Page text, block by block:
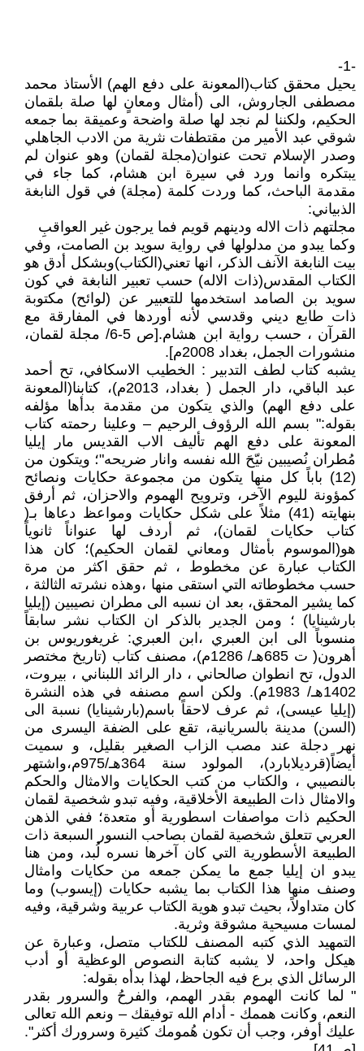
-1-
يحيل محقق كتاب(المعونة على دفع الهم) الأستاذ محمد
مصطفى الجاروش، الى (أمثال ومعانٍ لها صلة بلقمان
الحكيم، ولكننا لم نجد لها صلة واضحة وعميقة بما جمعه
شوقي عبد الأمير من مقتطفات نثرية من الادب الجاهلي
وصدر الإسلام تحت عنوان(مجلة لقمان) وهو عنوان لم
يبتكره وانما ورد في سيرة ابن هشام، كما جاء في
مقدمة الباحث، كما وردت كلمة (مجلة) في قول النابغة
الذبياني:
مجلتهم ذات الاله ودينهم قويم فما يرجون غير العواقبِ
وكما يبدو من مدلولها في رواية سويد بن الصامت، وفي
بيت النابغة الآنف الذكر، انها تعني(الكتاب)وبشكل أدق هو
الكتاب المقدس(ذات الاله) حسب تعبير النابغة في كون
سويد بن الصامد استخدمها للتعبير عن (لوائح) مكتوبة
ذات طابع ديني وقدسي لأنه أوردها في المفارقة مع
القرآن ، حسب رواية ابن هشام.[ص 5-6/ مجلة لقمان،
منشورات الجمل، بغداد 2008م].
يشبه كتاب لطف التدبير : الخطيب الاسكافي، تح أحمد
عبد الباقي، دار الجمل ( بغداد، 2013م)، كتابنا(المعونة
على دفع الهم) والذي يتكون من مقدمة بدأها مؤلفه
بقوله:" بسم الله الرؤوف الرحيم – وعلينا رحمته كتاب
المعونة على دفع الهم تأليف الاب القديس مار إيليا
مُطران نُصيبين نيّحَ الله نفسه وانار ضريحه"؛ ويتكون من
(12) باباً كل منها يتكون من مجموعة حكايات ونصائح
كمؤونة لليوم الآخر، وترويح الهموم والاحزان، ثم أرفق
بنهايته (41) مثلاً على شكل حكايات ومواعظ دعاها بـ(
كتاب حكايات لقمان)، ثم أردف لها عنواناً ثانوياً
هو(الموسوم بأمثال ومعاني لقمان الحكيم)؛ كان هذا
الكتاب عبارة عن مخطوط ، ثم حقق اكثر من مرة
حسب مخطوطاته التي استقى منها ،وهذه نشرته الثالثة ،
كما يشير المحقق، بعد ان نسبه الى مطران نصيبين (إيليا
بارشينايا) ؛ ومن الجدير بالذكر ان الكتاب نشر سابقاً
منسوباً الى ابن العبري ،ابن العبري: غريغوريوس بن
أهرون( ت 685هـ/ 1286م)، مصنف كتاب (تاريخ مختصر
الدول، تح انطوان صالحاني ، دار الرائد اللبناني ، بيروت،
1402هـ/ 1983م). ولكن اسم مصنفه في هذه النشرة
(إيليا عيسى)، ثم عرف لاحقاً باسم(بارشينايا) نسبة الى
(السن) مدينة بالسريانية، تقع على الضفة اليسرى من
نهر دجلة عند مصب الزاب الصغير بقليل، و سميت
أيضاً(قرديلابارد)، المولود سنة 364هـ/975م،واشتهر
بالنصيبي ، والكتاب من كتب الحكايات والامثال والحكم
والامثال ذات الطبيعة الأخلاقية، وفيه تبدو شخصية لقمان
الحكيم ذات مواصفات اسطورية أو متعدة؛ ففي الذهن
العربي تتعلق شخصية لقمان بصاحب النسور السبعة ذات
الطبيعة الأسطورية التي كان آخرها نسره لُبد، ومن هنا
يبدو ان إيليا جمع ما يمكن جمعه من حكايات وامثال
وصنف منها هذا الكتاب بما يشبه حكايات (إيسوب) وما
كان متداولاً، بحيث تبدو هوية الكتاب عربية وشرقية، وفيه
لمسات مسيحية مشوقة وثرية.
التمهيد الذي كتبه المصنف للكتاب متصل، وعبارة عن
هيكل واحد، لا يشبه كتابة النصوص الوعظية أو أدب
الرسائل الذي برع فيه الجاحظ، لهذا بدأه بقوله:
" لما كانت الهموم بقدر الهمم، والفرحُ والسرور بقدر
النعم، وكانت هممك - أدام الله توفيقك – ونعم الله تعالى
عليك أوفر، وجب أن تكون هُمومك كثيرة وسرورك أكثر".